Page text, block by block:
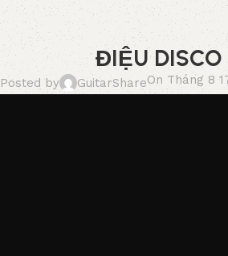
ĐIỆU
Posted by GuitarShareOn Tháng 8